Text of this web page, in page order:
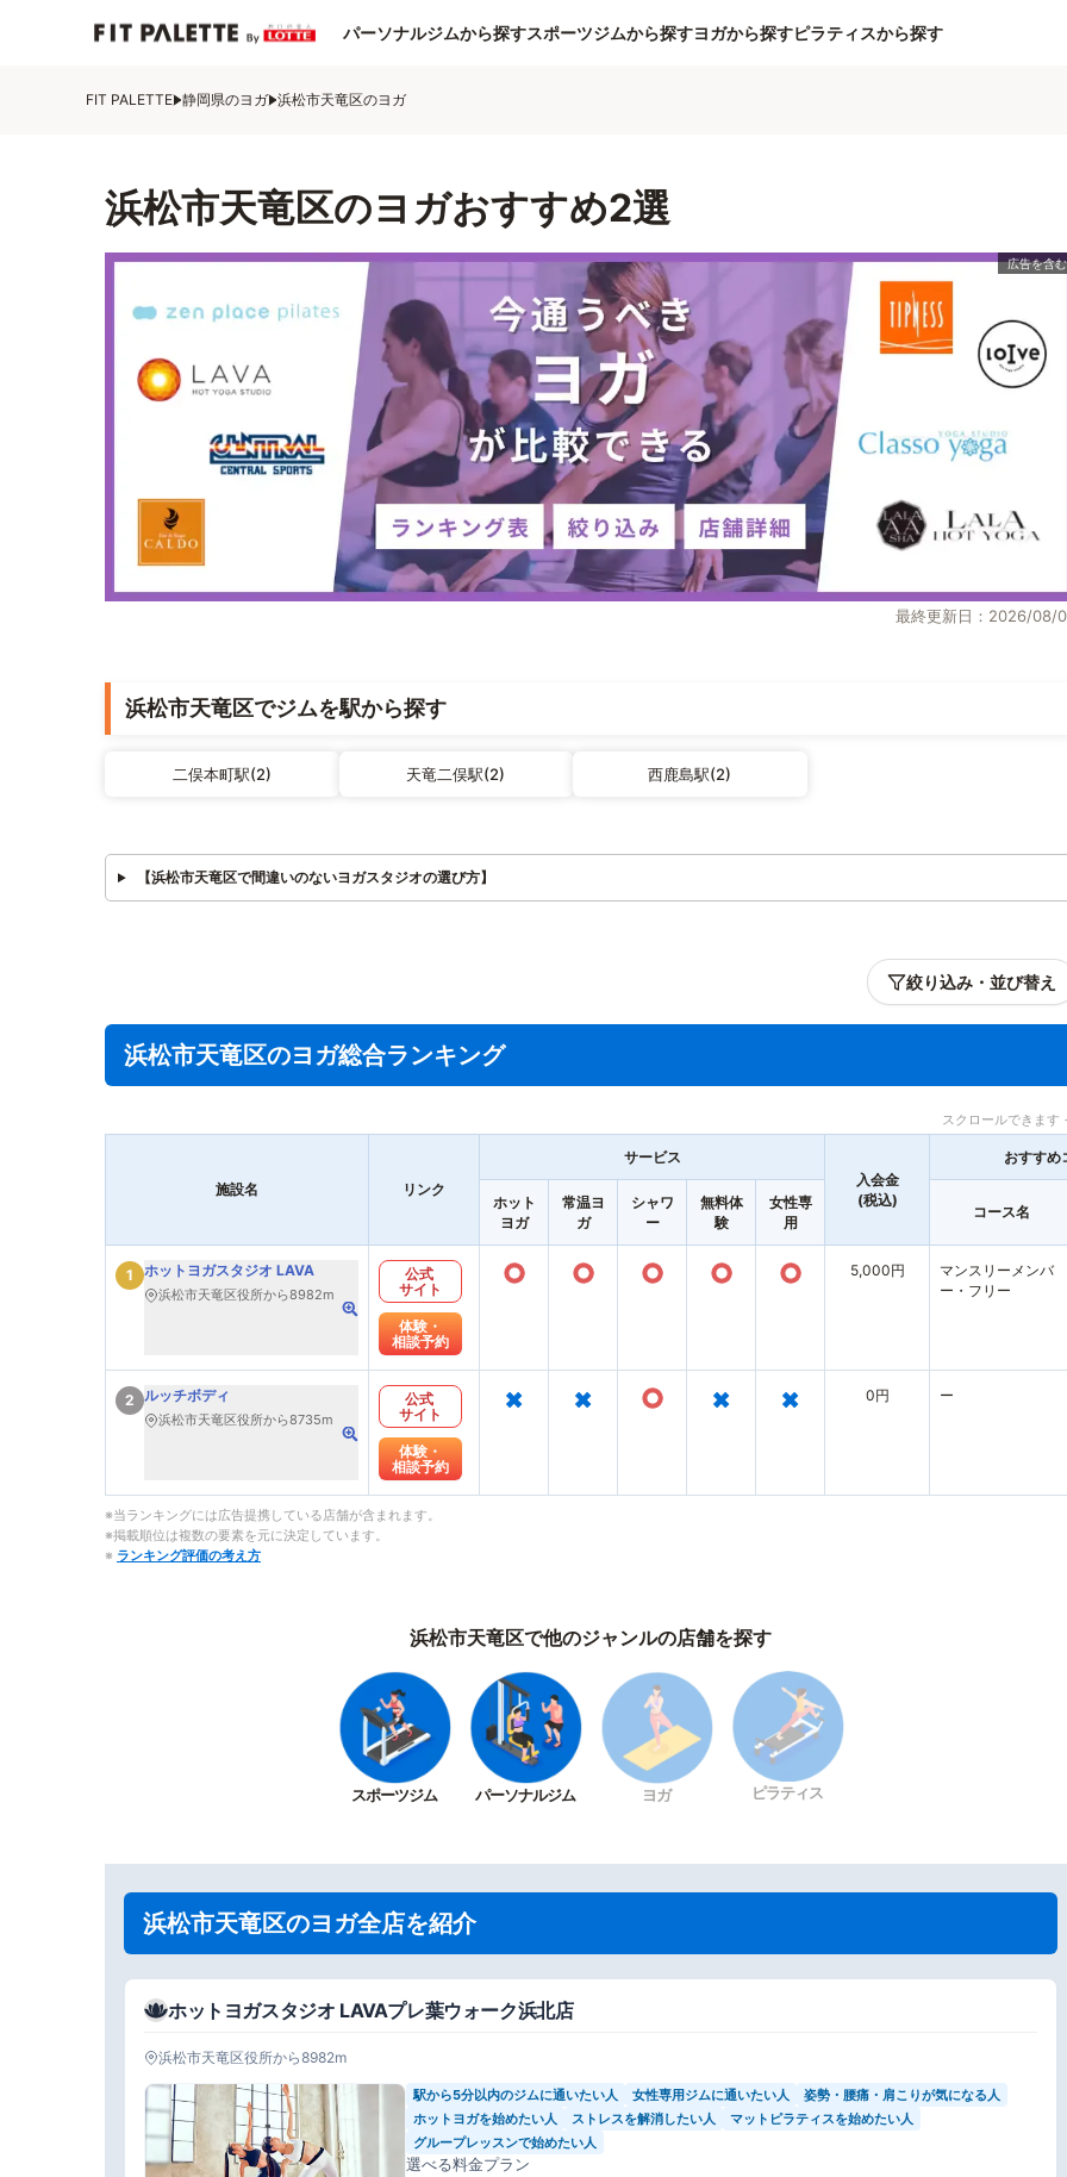
パーソナルジムから探すスポーツジムから探すヨガから探すピラティスから探す
FIT PALETTE 静岡県のヨガ 浜松市天竜区のヨガ
浜松市天竜区のヨガおすすめ2選
最終更新日：2026/08/
浜松市天竜区でジムを駅から探す
二俣本町駅(2) 天竜二俣駅(2) 西鹿島駅(2)
【浜松市天竜区で間違いのないヨガスタジオの選び方】
絞り込み・並び替え
浜松市天竜区のヨガ総合ランキング
スクロールできます
施設名 リンク
サービス
入会金
(税込)
おすすめ
ホット
ヨガ
常温ヨ
ガ
シャワ
ー
無料体
験
女性専
用
コース名
1 ホットヨガスタジオ LAVA
浜松市天竜区役所から8982m
公式
サイト
体験・
相談予約
○ ○ ○ ○ ○ 5,000円
マンスリーメンバ
ー・フリー
2 ルッチボディ
浜松市天竜区役所から8735m
公式
サイト
体験・
相談予約
× × ○ × × 0円 ー
※当ランキングには広告提携している店舗が含まれます。
※掲載順位は複数の要素を元に決定しています。
※ ランキング評価の考え方
浜松市天竜区で他のジャンルの店舗を探す
スポーツジム パーソナルジム ヨガ ピラティス
浜松市天竜区のヨガ全店を紹介
ホットヨガスタジオ LAVAプレ葉ウォーク浜北店
浜松市天竜区役所から8982m
駅から5分以内のジムに通いたい人 女性専用ジムに通いたい人
姿勢・腰痛・肩こりが気になる人
ホットヨガを始めたい人
ストレスを解消したい人
マットピラティスを始めたい人
グループレッスンで始めたい人
選べる料金プラン